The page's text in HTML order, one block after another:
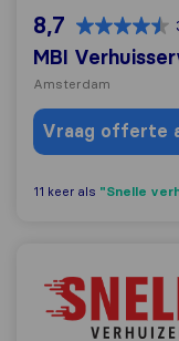
8,7
MBI
Amsterdam
Vraag offerte
11 keer als "Snelle
Snelle